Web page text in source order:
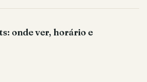
onde ver, horário e